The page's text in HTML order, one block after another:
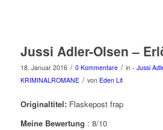
Jussi Adler-Olsen –
18. Januar 2016 / 0 Kommentare / in - Jussi
KRIMINALROMANE / von Eden Lit
Originaltitel: Flaskepost frap
Meine Bewertung : 8/10